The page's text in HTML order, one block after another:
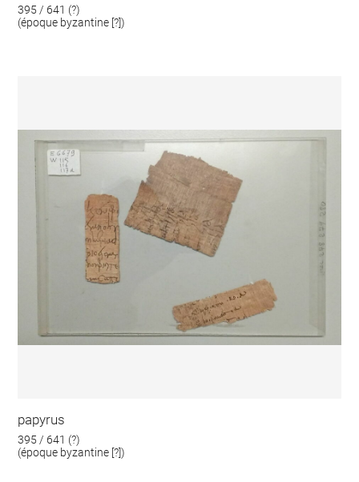
395 / 641 (?)
(époque byzantine [?])
papyrus
395 / 641 (?)
(époque byzantine [?])